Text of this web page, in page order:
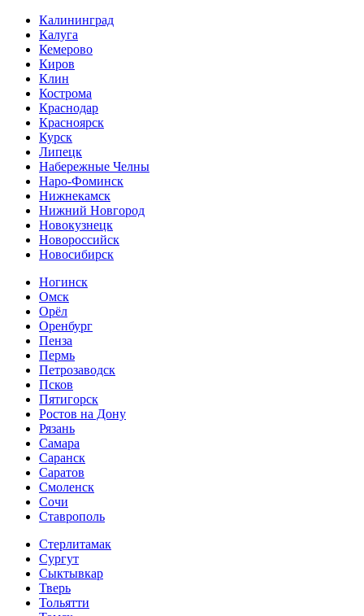
Калининград
Калуга
Кемерово
Киров
Клин
Кострома
Краснодар
Красноярск
Курск
Липецк
Набережные Челны
Наро-Фоминск
Нижнекамск
Нижний Новгород
Новокузнецк
Новороссийск
Новосибирск
Ногинск
Омск
Орёл
Оренбург
Пенза
Пермь
Петрозаводск
Псков
Пятигорск
Ростов на Дону
Рязань
Самара
Саранск
Саратов
Смоленск
Сочи
Ставрополь
Стерлитамак
Сургут
Сыктывкар
Тверь
Тольятти